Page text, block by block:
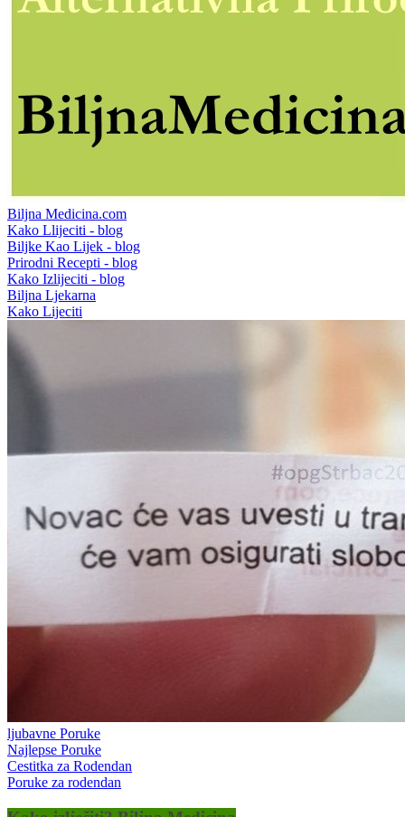
Biljna Medicina.com
Kako Llijeciti - blog
Biljke Kao Lijek - blog
Prirodni Recepti - blog
Kako Izlijeciti - blog
Biljna Ljekarna
Kako Lijeciti
ljubavne Poruke
Najlepse Poruke
Cestitka za Rodendan
Poruke za rodendan